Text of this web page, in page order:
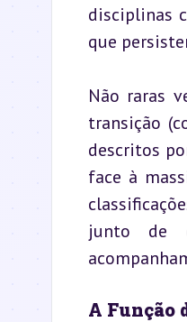
disciplinas
que
Não raras
transição
descritos
face à
junto de
A Função